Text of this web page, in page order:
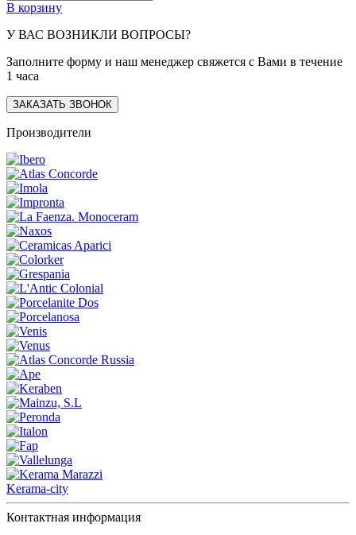
В корзину
У ВАС ВОЗНИКЛИ ВОПРОСЫ?
Заполните форму и наш менеджер свяжется с Вами в течение
1 часа
ЗАКАЗАТЬ ЗВОНОК
Производители
Kerama-city
Контактная информация